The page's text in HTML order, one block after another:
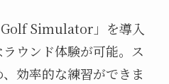
Simulator」を導入
ウンド体験が可能。ス
効率的な練習ができま